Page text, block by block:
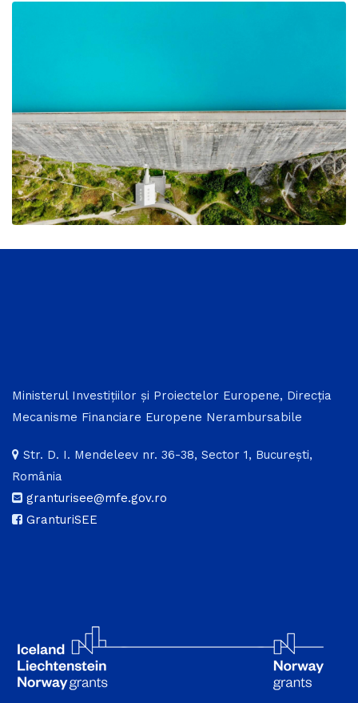
Ministerul Investițiilor și Proiectelor Europene, Direcția
Mecanisme Financiare Europene Nerambursabile
Str. D. I. Mendeleev nr. 36-38, Sector 1, București,
România
granturisee@mfe.gov.ro
GranturiSEE